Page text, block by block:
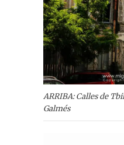
ARRIBA: Calles de
Galmés